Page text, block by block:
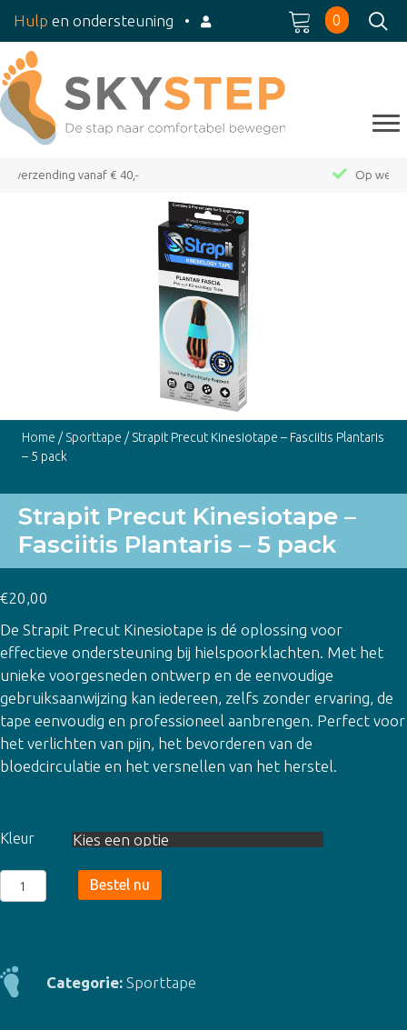
Hulp en ondersteuning • 0
Op werkdagen voor 15:00 besteld, dezelfde dag verzonden
Home / Sporttape / Strapit Precut Kinesiotape – Fasciitis Plantaris
– 5 pack
Strapit Precut Kinesiotape –
Fasciitis Plantaris – 5 pack
€20,00
De Strapit Precut Kinesiotape is dé oplossing voor
effectieve ondersteuning bij hielspoorklachten. Met het
unieke voorgesneden ontwerp en de eenvoudige
gebruiksaanwijzing kan iedereen, zelfs zonder ervaring, de
tape eenvoudig en professioneel aanbrengen. Perfect voor
het verlichten van pijn, het bevorderen van de
bloedcirculatie en het versnellen van het herstel.
Kleur
Strapit
Precut
Fasciitis
Plantaris
Bestel nu
Categorie: Sporttape